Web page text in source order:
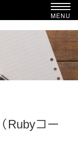
MENU
Rubyコー